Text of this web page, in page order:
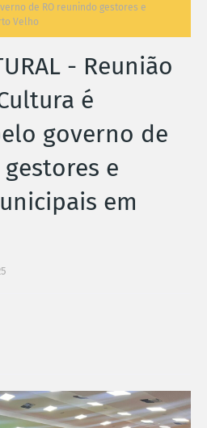
de RO reunindo gestores e
Velho
- Reunião
é
governo de
e
em